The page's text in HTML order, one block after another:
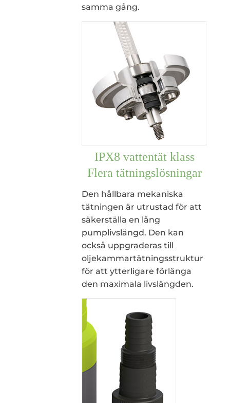
samma gång.
IPX8 vattentät klass
Flera tätningslösningar
Den hållbara mekaniska
tätningen är utrustad för att
säkerställa en lång
pumplivslängd. Den kan
också uppgraderas till
oljekammartätningsstruktur
för att ytterligare förlänga
den maximala livslängden.